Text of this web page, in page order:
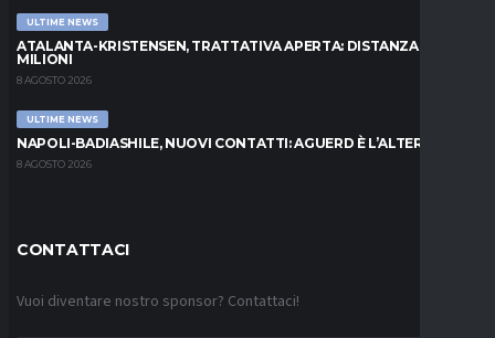
ULTIME NEWS
ATALANTA-KRISTENSEN, TRATTATIVA APERTA: DISTANZA DI 5
MILIONI
8 AGOSTO 2026
ULTIME NEWS
NAPOLI-BADIASHILE, NUOVI CONTATTI: AGUERD È L’ALTERNATIVA
8 AGOSTO 2026
CONTATTACI
Vuoi diventare nostro sponsor? Contattaci!